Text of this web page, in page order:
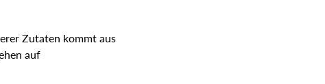
Zutaten kommt aus
auf